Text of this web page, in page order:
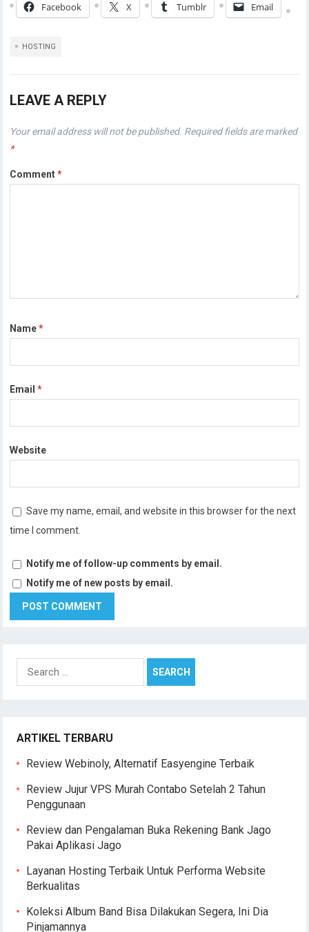
Facebook X Tumblr Email
HOSTING
LEAVE A REPLY
Your email address will not be published. Required fields are marked
*
Comment*
Name*
Email*
Website
Save my name, email, and website in this browser for the next
time I comment.
Notify me of follow-up comments by email.
Notify me of new posts by email.
Search
ARTIKEL TERBARU
Review Webinoly, Alternatif Easyengine Terbaik
Review Jujur VPS Murah Contabo Setelah 2 Tahun
Penggunaan
Review dan Pengalaman Buka Rekening Bank Jago
Pakai Aplikasi Jago
Layanan Hosting Terbaik Untuk Performa Website
Berkualitas
Koleksi Album Band Bisa Dilakukan Segera, Ini Dia
Pinjamannya